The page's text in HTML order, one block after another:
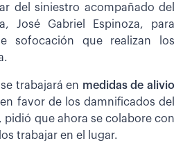
del siniestro acompañado del
José Gabriel Espinoza, para
sofocación que realizan los
trabajará en medidas de alivio
en favor de los damnificados del
que ahora se colabore con
trabajar en el lugar.